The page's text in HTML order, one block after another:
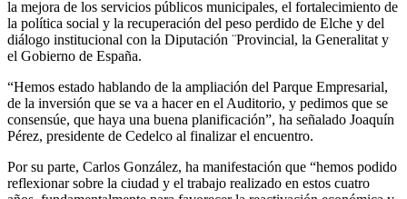
la mejora de los servicios públicos municipales, el fortalecimiento de
la política social y la recuperación del peso perdido de Elche y del
diálogo institucional con la Diputación ¨Provincial, la Generalitat y
el Gobierno de España.
“Hemos estado hablando de la ampliación del Parque Empresarial,
de la inversión que se va a hacer en el Auditorio, y pedimos que se
consensúe, que haya una buena planificación”, ha señalado Joaquín
Pérez, presidente de Cedelco al finalizar el encuentro.
Por su parte, Carlos González, ha manifestación que “hemos podido
reflexionar sobre la ciudad y el trabajo realizado en estos cuatro